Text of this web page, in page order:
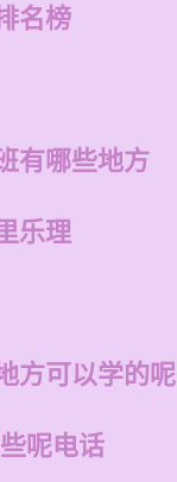
名榜
有哪些地方
乐理
方可以学的呢
呢电话